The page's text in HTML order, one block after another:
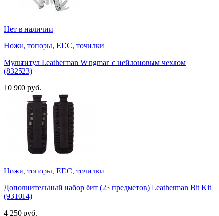
Нет в наличии
Ножи, топоры, EDC, точилки
Мультитул Leatherman Wingman с нейлоновым чехлом
(832523)
10 900 руб.
Ножи, топоры, EDC, точилки
Дополнительный набор бит (23 предметов) Leatherman Bit Kit
(931014)
4 250 руб.